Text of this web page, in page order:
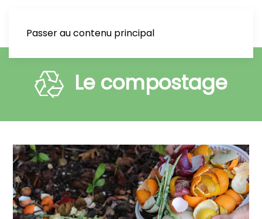
Passer au contenu principal
Le compostage